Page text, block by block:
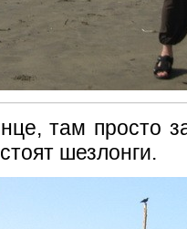
там просто
шезлонги.